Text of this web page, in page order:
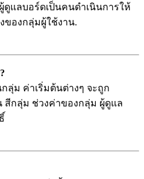
แลบอร์ดเป็นคนดำเนินการให้
ของกลุ่มผู้ใช้งาน.
ม ค่าเริ่มต้นต่างๆ จะถูก
สีกลุ่ม ช่วงค่าของกลุ่ม ผู้ดูแล